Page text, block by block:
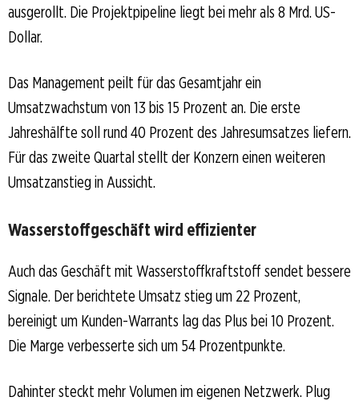
ausgerollt. Die Projektpipeline liegt bei mehr als 8 Mrd. US-
Dollar.
Das Management peilt für das Gesamtjahr ein
Umsatzwachstum von 13 bis 15 Prozent an. Die erste
Jahreshälfte soll rund 40 Prozent des Jahresumsatzes liefern.
Für das zweite Quartal stellt der Konzern einen weiteren
Umsatzanstieg in Aussicht.
Wasserstoffgeschäft wird effizienter
Auch das Geschäft mit Wasserstoffkraftstoff sendet bessere
Signale. Der berichtete Umsatz stieg um 22 Prozent,
bereinigt um Kunden-Warrants lag das Plus bei 10 Prozent.
Die Marge verbesserte sich um 54 Prozentpunkte.
Dahinter steckt mehr Volumen im eigenen Netzwerk. Plug